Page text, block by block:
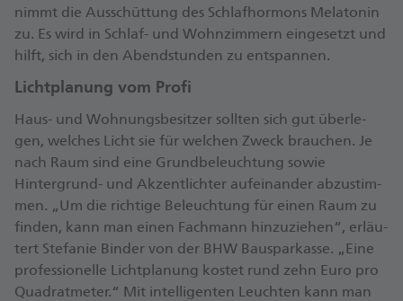
nimmt die Aus­schüt­tung des Schlaf­hor­mons Me­la­to­nin
zu. Es wird in Schlaf-​ und Wohn­zim­mern ein­ge­setzt und
hilft, sich in den Abend­stun­den zu ent­span­nen.
Licht­pla­nung vom Profi
Haus- und Woh­nungs­be­sit­zer soll­ten sich gut über­le­
gen, wel­ches Licht sie für wel­chen Zweck brau­chen. Je
nach Raum sind eine Grund­be­leuch­tung sowie
Hintergrund-​ und Ak­zent­lich­ter auf­ein­an­der ab­zu­stim­
men. „Um die rich­ti­ge Be­leuch­tung für einen Raum zu
fin­den, kann man einen Fach­mann hin­zu­zie­hen“, er­läu­
tert Ste­fa­nie Bin­der von der BHW Bau­spar­kas­se. „Eine
pro­fes­si­o­nel­le Licht­pla­nung kos­tet rund zehn Euro pro
Qua­drat­me­ter.“ Mit in­tel­li­gen­ten Leuch­ten kann man